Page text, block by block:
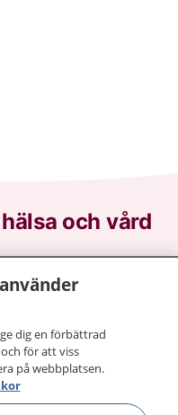
och vård
och information om
du kan kontakta.
göra dina
1177 för
bättre.
dig en förbättrad
för att viss
på webbplatsen.